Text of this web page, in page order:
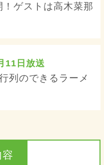
！ゲストは高木菜那
11日放送
列のできるラーメ